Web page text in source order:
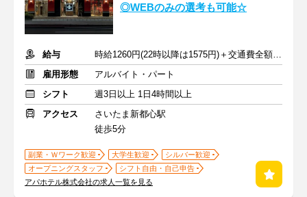
◎WEBのみの選考も可能☆
給与
時給1260円(22時以降は1575円)＋交通費全額支給
雇用形態
アルバイト・パート
シフト
週3日以上 1日4時間以上
アクセス
さいたま新都心駅
徒歩5分
副業・Ｗワーク歓迎 大学生歓迎
シルバー歓迎
オープニングスタッフ
シフト自由・自己申告
アパホテル株式会社の求人一覧を見る